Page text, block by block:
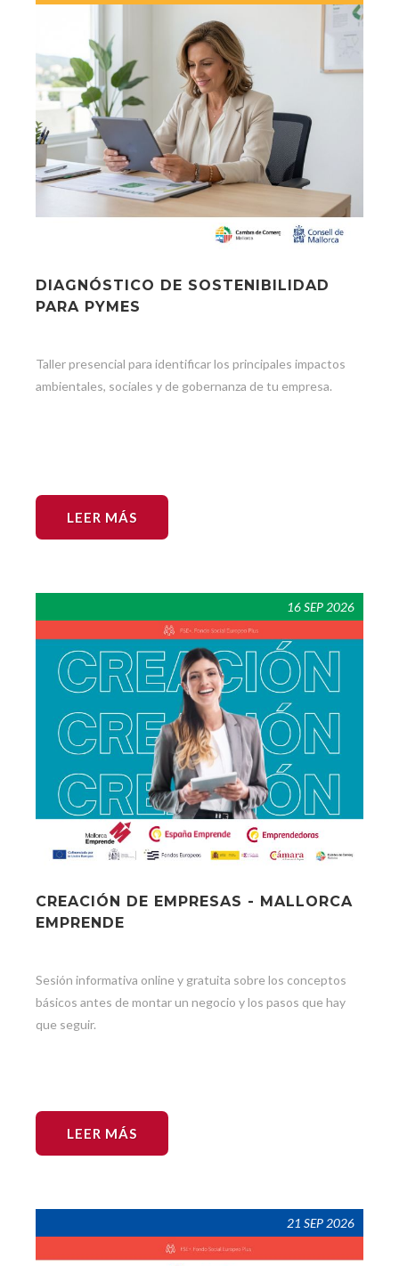
DIAGNÓSTICO DE SOSTENIBILIDAD
PARA PYMES
Taller presencial para identificar los principales impactos
ambientales, sociales y de gobernanza de tu empresa.
LEER MÁS
16 SEP 2026
CREACIÓN DE EMPRESAS - MALLORCA
EMPRENDE
Sesión informativa online y gratuita sobre los conceptos
básicos antes de montar un negocio y los pasos que hay
que seguir.
LEER MÁS
21 SEP 2026